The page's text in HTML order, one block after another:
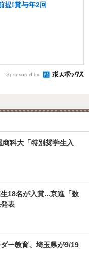
提!賞与年2回
Sponsored by
商科大「特別奨学生入
18名が入賞...京進「数
表
ー教育、埼玉県が9/19